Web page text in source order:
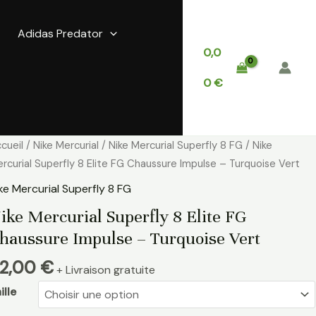
Adidas Predator
0,0
0€
/ Nike Mercurial / Nike Mercurial Superfly 8 FG / Nike
Superfly 8 Elite FG Chaussure Impulse – Turquoise Vert
Mercurial Superfly 8 FG
Mercurial Superfly 8 Elite FG
Impulse – Turquoise Vert
€ + Livraison gratuite